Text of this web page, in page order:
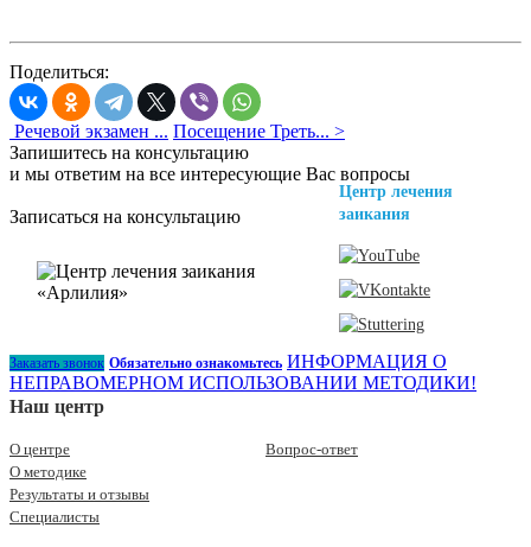
Поделиться:
Речевой экзамен ... Посещение Треть... >
Запишитесь на консультацию
и мы ответим на все интересующие Вас вопросы
Записаться на консультацию
Центр лечения
заикания
Заказать звонок Обязательно ознакомьтесь ИНФОРМАЦИЯ О
НЕПРАВОМЕРНОМ ИСПОЛЬЗОВАНИИ МЕТОДИКИ!
Наш центр
О центре
О методике
Результаты и отзывы
Специалисты
Вопрос-ответ